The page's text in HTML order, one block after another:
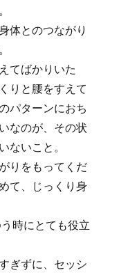
。
体とのつながり
てばかりいた
りと腰をすえて
パターンにおち
なのが、その状
ないこと。
りをもってくだ
て、じっくり身
時にとても役立
ぎずに、セッシ